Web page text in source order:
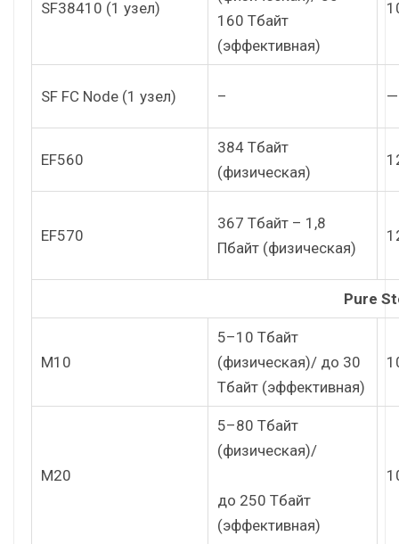
SF38410 (1 узел)
160 Тбайт
(эффективная)
SF FC Node (1 узел) – —
EF560
384 Тбайт
(физическая)
EF570
367 Тбайт – 1,8
Пбайт (физическая)
Pure
M10
5–10 Тбайт
(физическая)/ до 30
Тбайт (эффективная)
M20
5–80 Тбайт
(физическая)/
до 250 Тбайт
(эффективная)